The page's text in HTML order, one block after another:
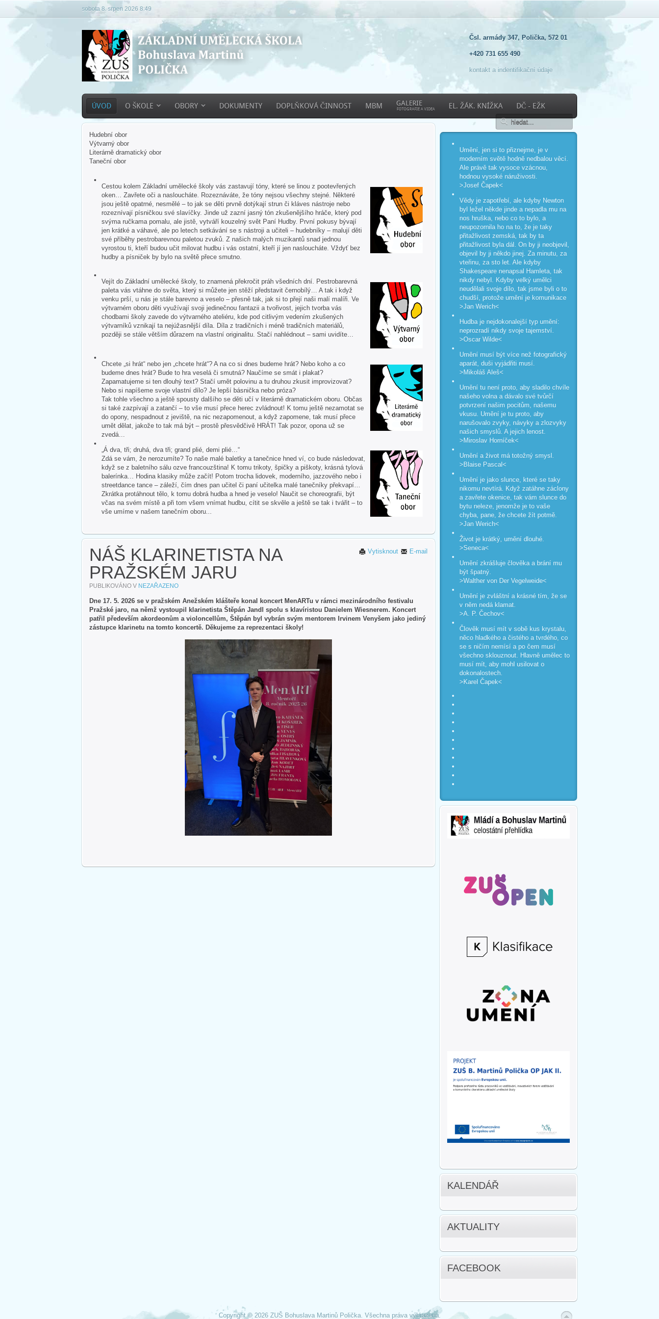
sobota 8. srpen 2026 8:49
Čsl. armády 347, Polička, 572 01
+420 731 655 490
kontakt a indentifikační údaje
ÚVOD O ŠKOLE OBORY DOKUMENTY DOPLŇKOVÁ ČINNOST MBM GALERIE
FOTOGRAFIE A VIDEA EL. ŽÁK. KNÍŽKA DČ - EŽK
Hudební obor
Výtvarný obor
Literárně dramatický obor
Taneční obor
Cestou kolem Základní umělecké školy vás zastavují tóny, které se linou z pootevřených
oken… Zavřete oči a nasloucháte. Rozeznáváte, že tóny nejsou všechny stejné. Některé
jsou ještě opatrné, nesmělé – to jak se děti prvně dotýkají strun či kláves nástroje nebo
rozeznívají písničkou své slavíčky. Jinde už zazní jasný tón zkušenějšího hráče, který pod
svýma ručkama pomalu, ale jistě, vytváří kouzelný svět Paní Hudby. První pokusy bývají
jen krátké a váhavé, ale po letech setkávání se s nástroji a učiteli – hudebníky – malují děti
své příběhy pestrobarevnou paletou zvuků. Z našich malých muzikantů snad jednou
vyrostou ti, kteří budou učit milovat hudbu i vás ostatní, kteří jí jen nasloucháte. Vždyť bez
hudby a písniček by bylo na světě přece smutno.
Vejít do Základní umělecké školy, to znamená překročit práh všedních dní. Pestrobarevná
paleta vás vtáhne do světa, který si můžete jen stěží představit černobílý… A tak i když
venku prší, u nás je stále barevno a veselo – přesně tak, jak si to přejí naši malí malíři. Ve
výtvarném oboru děti využívají svoji jedinečnou fantazii a tvořivost, jejich tvorba vás
chodbami školy zavede do výtvarného ateliéru, kde pod citlivým vedením zkušených
výtvarníků vznikají ta nejúžasnější díla. Díla z tradičních i méně tradičních materiálů,
později se stále větším důrazem na vlastní originalitu. Stačí nahlédnout – sami uvidíte…
Chcete „si hrát“ nebo jen „chcete hrát“? A na co si dnes budeme hrát? Nebo koho a co
budeme dnes hrát? Bude to hra veselá či smutná? Naučíme se smát i plakat?
Zapamatujeme si ten dlouhý text? Stačí umět polovinu a tu druhou zkusit improvizovat?
Nebo si napíšeme svoje vlastní dílo? Je lepší básnička nebo próza?
Tak tohle všechno a ještě spousty dalšího se děti učí v literárně dramatickém oboru. Občas
si také zazpívají a zatančí – to vše musí přece herec zvládnout! K tomu ještě nezamotat se
do opony, nespadnout z jeviště, na nic nezapomenout, a když zapomene, tak musí přece
umět dělat, jakože to tak má být – prostě přesvědčivě HRÁT! Tak pozor, opona už se
zvedá…
„Á dva, tři; druhá, dva tři; grand plié, demi plié…“
Zdá se vám, že nerozumíte? To naše malé baletky a tanečnice hned ví, co bude následovat,
když se z baletního sálu ozve francouzština! K tomu trikoty, špičky a piškoty, krásná tylová
balerínka… Hodina klasiky může začít! Potom trocha lidovek, moderního, jazzového nebo i
streetdance tance – záleží, čím dnes pan učitel či paní učitelka malé tanečníky překvapí…
Zkrátka protáhnout tělo, k tomu dobrá hudba a hned je veselo! Naučit se choreografii, být
včas na svém místě a při tom všem vnímat hudbu, cítit se skvěle a ještě se tak i tvářit – to
vše umíme v našem tanečním oboru...
E-mail
Vytisknout
NÁŠ KLARINETISTA NA
PRAŽSKÉM JARU
PUBLIKOVÁNO V NEZAŘAZENO
Dne 17. 5. 2026 se v pražském Anežském klášteře konal koncert MenARTu v rámci mezinárodního festivalu
Pražské jaro, na němž vystoupil klarinetista Štěpán Jandl spolu s klavíristou Danielem Wiesnerem. Koncert
patřil především akordeonům a violoncellům, Štěpán byl vybrán svým mentorem Irvinem Venyšem jako jediný
zástupce klarinetu na tomto koncertě. Děkujeme za reprezentaci školy!
Umění, jen si to přiznejme, je v
moderním světě hodně nedbalou věcí.
Ale právě tak vysoce vzácnou,
hodnou vysoké náruživosti.
>Josef Čapek<
Vědy je zapotřebí, ale kdyby Newton
byl ležel někde jinde a nepadla mu na
nos hruška, nebo co to bylo, a
neupozornila ho na to, že je taky
přitažlivost zemská, tak by ta
přitažlivost byla dál. On by ji neobjevil,
objevil by ji někdo jinej. Za minutu, za
vteřinu, za sto let. Ale kdyby
Shakespeare nenapsal Hamleta, tak
nikdy nebyl. Kdyby velký umělci
neudělali svoje dílo, tak jsme byli o to
chudší, protože umění je komunikace
>Jan Werich<
Hudba je nejdokonalejší typ umění:
neprozradí nikdy svoje tajemství.
>Oscar Wilde<
Umění musí být více než fotografický
aparát, duši vyjádřiti musí.
>Mikoláš Aleš<
Umění tu není proto, aby sladilo chvíle
našeho volna a dávalo své tvůrčí
potvrzení našim pocitům, našemu
vkusu. Umění je tu proto, aby
narušovalo zvyky, návyky a zlozvyky
našich smyslů. A jejich lenost.
>Miroslav Horníček<
Umění a život má totožný smysl.
>Blaise Pascal<
Umění je jako slunce, které se taky
nikomu nevtírá. Když zatáhne záclony
a zavřete okenice, tak vám slunce do
bytu neleze, jenomže je to vaše
chyba, pane, že chcete žít potmě.
>Jan Werich<
Život je krátký, umění dlouhé.
>Seneca<
Umění zkrášluje člověka a brání mu
být špatný.
>Walther von Der Vegelweide<
Umění je zvláštní a krásné tím, že se
v něm nedá klamat.
>A. P. Čechov<
Člověk musí mít v sobě kus krystalu,
něco hladkého a čistého a tvrdého, co
se s ničím nemísí a po čem musí
všechno sklouznout. Hlavně umělec to
musí mít, aby mohl usilovat o
dokonalostech.
>Karel Čapek<
KALENDÁŘ
AKTUALITY
FACEBOOK
Copyright © 2026 ZUŠ Bohuslava Martinů Polička. Všechna práva vyhrazena.